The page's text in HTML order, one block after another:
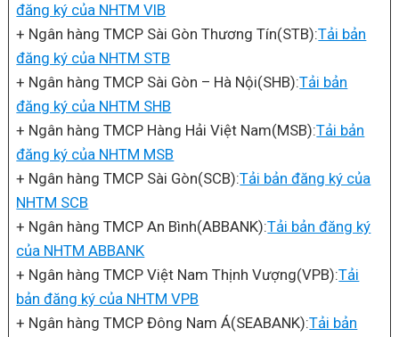
đăng ký của NHTM VIB
+ Ngân hàng TMCP Sài Gòn Thương Tín(STB):Tải bản
đăng ký của NHTM STB
+ Ngân hàng TMCP Sài Gòn – Hà Nội(SHB):Tải bản
đăng ký của NHTM SHB
+ Ngân hàng TMCP Hàng Hải Việt Nam(MSB):Tải bản
đăng ký của NHTM MSB
+ Ngân hàng TMCP Sài Gòn(SCB):Tải bản đăng ký của
NHTM SCB
+ Ngân hàng TMCP An Bình(ABBANK):Tải bản đăng ký
của NHTM ABBANK
+ Ngân hàng TMCP Việt Nam Thịnh Vượng(VPB):Tải
bản đăng ký của NHTM VPB
+ Ngân hàng TMCP Đông Nam Á(SEABANK):Tải bản